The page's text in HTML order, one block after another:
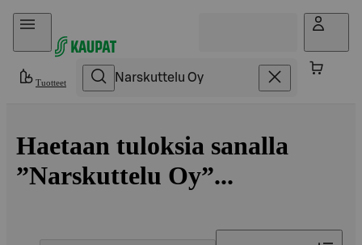
Hyppää sisältöön
Tuotteet
Haetaan tuloksia sanalla
”Narskuttelu Oy”...